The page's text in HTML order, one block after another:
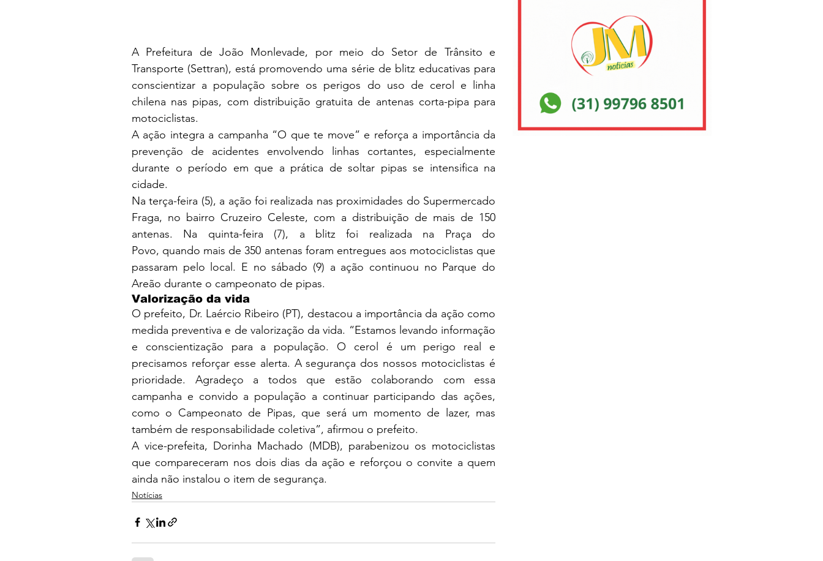
A Prefeitura de João Monlevade, por meio do Setor de Trânsito e
Transporte (Settran), está promovendo uma série de blitz educativas para
conscientizar a população sobre os perigos do uso de cerol e linha
chilena nas pipas, com distribuição gratuita de antenas corta-pipa para
motociclistas.
A ação integra a campanha “O que te move” e reforça a importância da
prevenção de acidentes envolvendo linhas cortantes, especialmente
durante o período em que a prática de soltar pipas se intensifica na
cidade.
Na terça-feira (5), a ação foi realizada nas proximidades do Supermercado
Fraga, no bairro Cruzeiro Celeste, com a distribuição de mais de 150
antenas. Na quinta-feira (7), a blitz foi realizada na Praça do
Povo, quando mais de 350 antenas foram entregues aos motociclistas que
passaram pelo local. E no sábado (9) a ação continuou no Parque do
Areão durante o campeonato de pipas.
Valorização da vida
O prefeito, Dr. Laércio Ribeiro (PT), destacou a importância da ação como
medida preventiva e de valorização da vida. “Estamos levando informação
e conscientização para a população. O cerol é um perigo real e
precisamos reforçar esse alerta. A segurança dos nossos motociclistas é
prioridade. Agradeço a todos que estão colaborando com essa
campanha e convido a população a continuar participando das ações,
como o Campeonato de Pipas, que será um momento de lazer, mas
também de responsabilidade coletiva”, afirmou o prefeito.
A vice-prefeita, Dorinha Machado (MDB), parabenizou os motociclistas
que compareceram nos dois dias da ação e reforçou o convite a quem
ainda não instalou o item de segurança.
Notícias